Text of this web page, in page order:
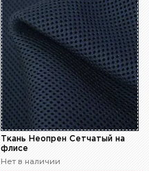
Ткань Неопрен Сетчатый на
флисе
Нет в наличии